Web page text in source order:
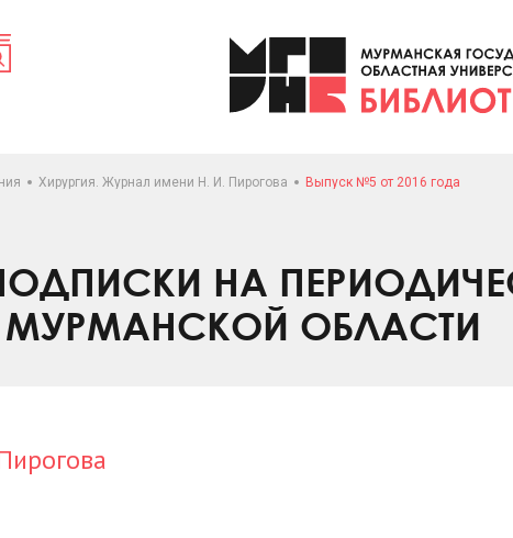
Хирургия. Журнал имени Н. И. Пирогова Выпуск №5 от 2016 года
НА
МУРМАНСКОЙ ОБЛАСТИ